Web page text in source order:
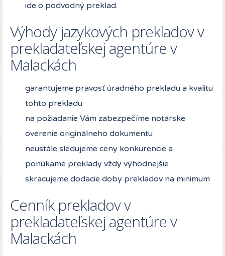
ide o podvodný preklad.
Výhody jazykových prekladov v
prekladateľskej agentúre v
Malackách
garantujeme pravosť úradného prekladu a kvalitu
tohto prekladu
na požiadanie Vám zabezpečíme notárske
overenie originálneho dokumentu
neustále sledujeme ceny konkurencie a
ponúkame preklady vždy výhodnejšie
skracujeme dodacie doby prekladov na minimum
Cenník prekladov v
prekladateľskej agentúre v
Malackách